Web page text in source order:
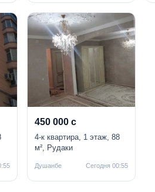
450 000 с
4-к квартира, 1 этаж, 88
м², Рудаки
Душанбе Сегодня 00:55